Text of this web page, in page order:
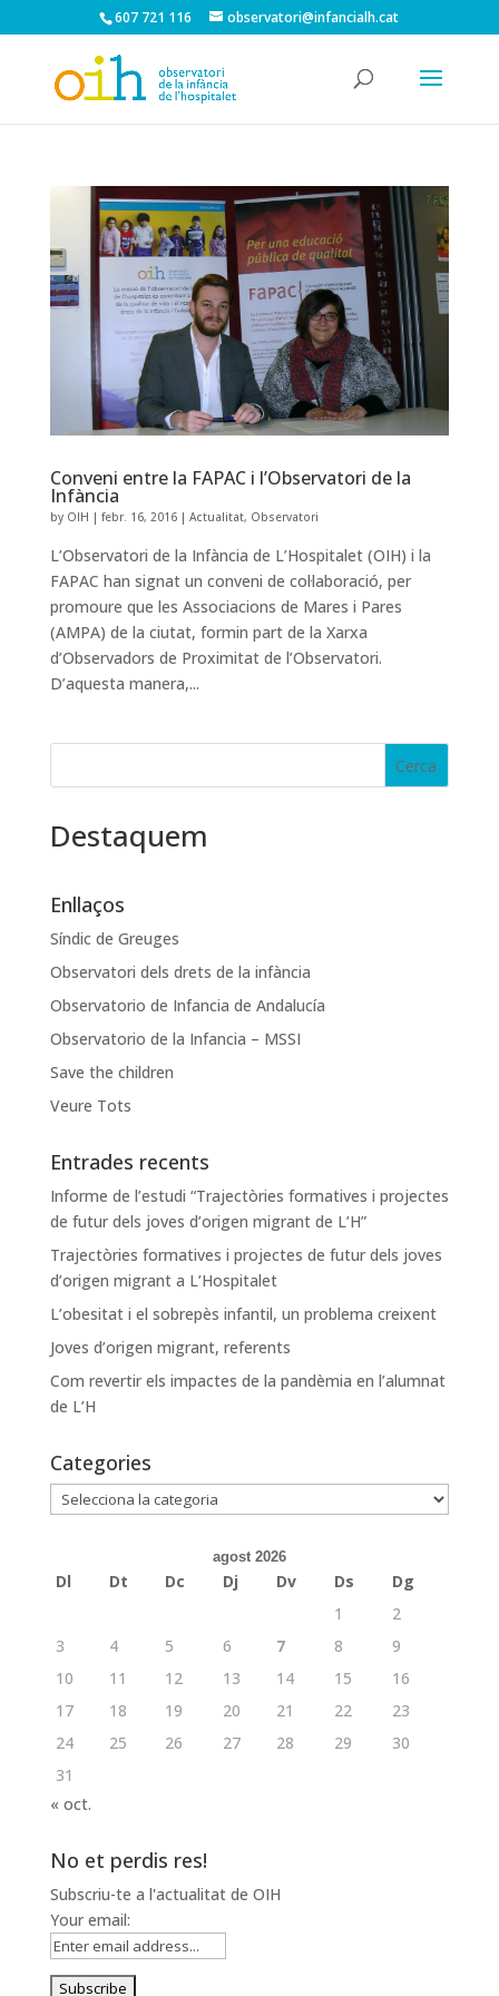
607 721 116 observatori@infancialh.cat
Conveni entre la FAPAC i l’Observatori de la
Infància
by OIH | febr. 16, 2016| Actualitat, Observatori
L’Observatori de la Infància de L’Hospitalet (OIH) i la
FAPAC han signat un conveni de col·laboració, per
promoure que les Associacions de Mares i Pares
(AMPA) de la ciutat, formin part de la Xarxa
d’Observadors de Proximitat de l’Observatori.
D’aquesta manera,...
Destaquem
Enllaços
Síndic de Greuges
Observatori dels drets de la infància
Observatorio de Infancia de Andalucía
Observatorio de la Infancia – MSSI
Save the children
Veure Tots
Entrades recents
Informe de l’estudi “Trajectòries formatives i projectes
de futur dels joves d’origen migrant de L’H”
Trajectòries formatives i projectes de futur dels joves
d’origen migrant a L’Hospitalet
L’obesitat i el sobrepès infantil, un problema creixent
Joves d’origen migrant, referents
Com revertir els impactes de la pandèmia en l’alumnat
de L’H
Categories
Categories
agost 2026
Dl Dt Dc Dj Dv Ds
Dg
1
2
3
4 5 6 7 8
9
10
11 12 13 14 15
16
17
18 19 20 21 22
23
24
25 26 27 28 29
30
31
« oct.
No et perdis res!
Subscriu-te a l'actualitat de OIH
Your email: